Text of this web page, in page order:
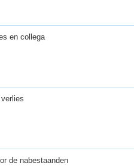
en collega
de nabestaanden